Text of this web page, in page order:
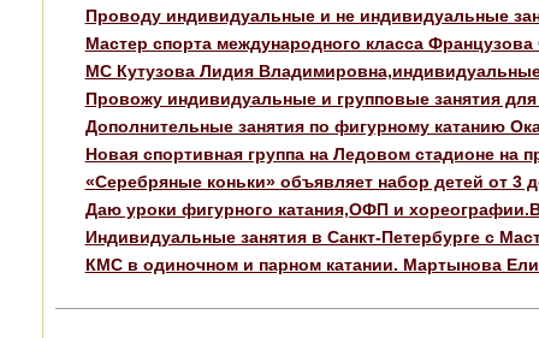
Проводу индивидуальные и не индивидуальные
Мастер спорта международного класса
МС Кутузова Лидия Владимировна,индивидуальные
Провожу индивидуальные и групповые занятия
Дополнительные занятия по фигурному катанию
Новая спортивная группа на Ледовом стадионе на
«Серебряные коньки» объявляет набор детей от 3
Даю уроки фигурного катания,ОФП и
Индивидуальные занятия в Санкт-Петербурге с
КМС в одиночном и парном катании. Мартынова